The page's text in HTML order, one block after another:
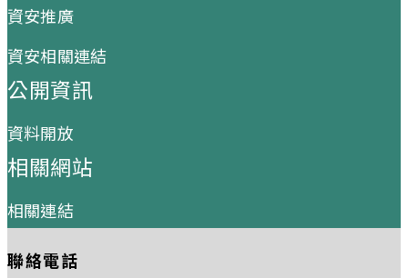
資安推廣
資安相關連結
公開資訊
資料開放
相關網站
相關連結
聯絡電話